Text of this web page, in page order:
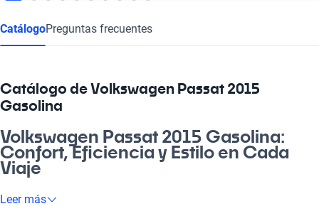
CatálogoPreguntas frecuentes
Catálogo de Volkswagen Passat 2015
Gasolina
Volkswagen Passat 2015 Gasolina:
Confort, Eficiencia y Estilo en Cada
Viaje
Si buscas un auto que combine eficiencia y confort, el
Leer más